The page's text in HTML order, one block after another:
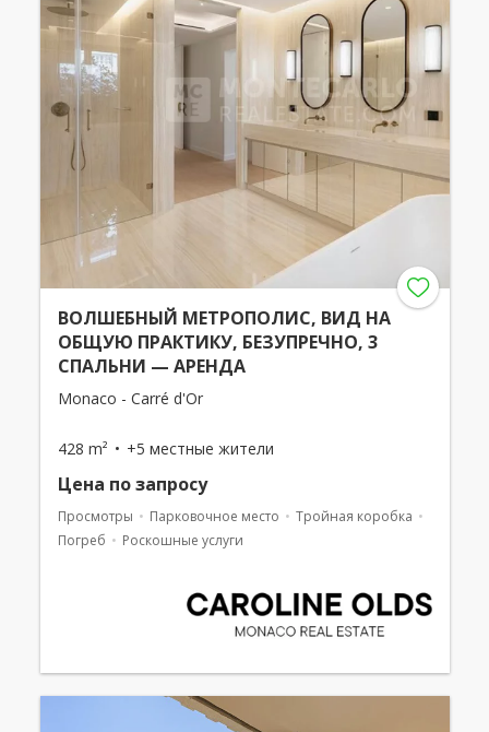
ВОЛШЕБНЫЙ МЕТРОПОЛИС, ВИД НА
ОБЩУЮ ПРАКТИКУ, БЕЗУПРЕЧНО, 3
СПАЛЬНИ — АРЕНДА
Monaco - Carré d'Or
428 m² +5 местные жители
Цена по запросу
Просмотры Парковочное место
Тройная коробка
Погреб
Роскошные услуги